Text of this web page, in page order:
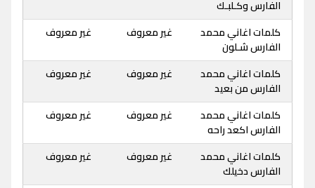
الفارس وكـلبـك
كلمات اغاني محمد
الفارس شـلون
غير معروف غير معروف
كلمات اغاني محمد
الفارس من بعيد
غير معروف غير معروف
كلمات اغاني محمد
الفارس اكعد راحه
غير معروف غير معروف
كلمات اغاني محمد
الفارس دخيلك
غير معروف غير معروف